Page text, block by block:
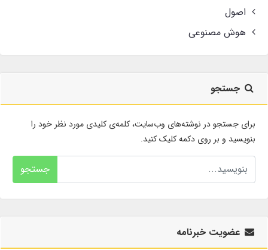
اصول
هوش مصنوعی
جستجو
برای جستجو در نوشته‌های وب‌سایت، کلمه‌ی کلیدی مورد نظر خود را
بنویسید و بر روی دکمه کلیک کنید.
جستجو
عضویت خبرنامه